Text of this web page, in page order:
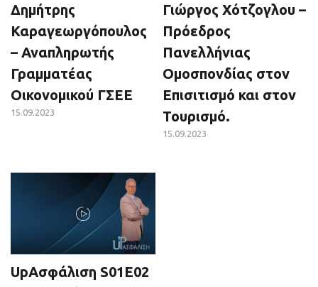
Δημήτρης
Καραγεωργόπουλος
– Αναπληρωτής
Γραμματέας
Οικονομικού ΓΣΕΕ
15.09.2023
Γιώργος Χότζογλου –
Πρόεδρος
Πανελλήνιας
Ομοσπονδίας στον
Επισιτισμό και στον
Τουρισμό.
15.09.2023
UpΑσφάλιση S01E02